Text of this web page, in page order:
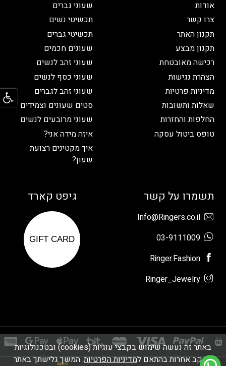
אודות
צרו קשר
תקנון האתר
תקנון מבצע
רכישה מאובטחת
הצהרת נגישות
מדיניות פרטיות
שאלות ותשובות
החלפות והחזרות
טופס ביטול עסקה
שעוני גברים
תכשיטי נשים
תכשיטי גברים
שעונים חכמים
שעוני זהב לנשים
שעוני כסף לנשים
שעוני זהב לגברים
סטים שעונים וצמידים
שעוני מרובעים לנשים
איזה מידה אני?
איך מקטינים רצועת
שעון?
תשמרו על קשר
Info@Ringers.co.il
03-9111009
Ringer.Fashion
Ringer_Jewelry
גיפט קארד
GIFT CARD
באתר זה נעשה שימוש בקבצי עוגיות (cookies) ובטכנולוגיות
מעקב אחרות בהתאם למדיניות הפרטיות. המשך גלישתך באתר